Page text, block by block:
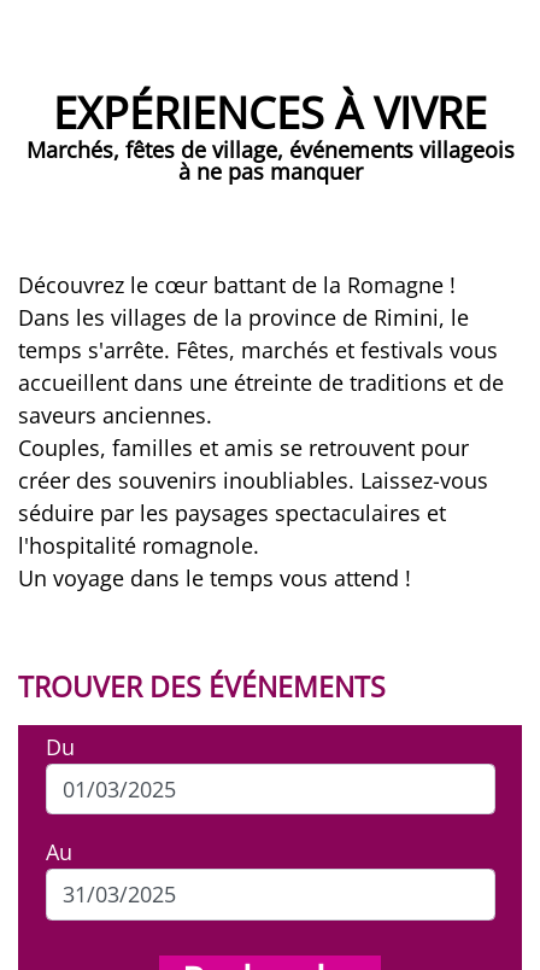
EXPÉRIENCES À VIVRE
Marchés, fêtes de village, événements villageois
à ne pas manquer
Découvrez le cœur battant de la Romagne !
Dans les villages de la province de Rimini, le
temps s'arrête. Fêtes, marchés et festivals vous
accueillent dans une étreinte de traditions et de
saveurs anciennes.
Couples, familles et amis se retrouvent pour
créer des souvenirs inoubliables. Laissez-vous
séduire par les paysages spectaculaires et
l'hospitalité romagnole.
Un voyage dans le temps vous attend !
TROUVER DES ÉVÉNEMENTS
Du
Au